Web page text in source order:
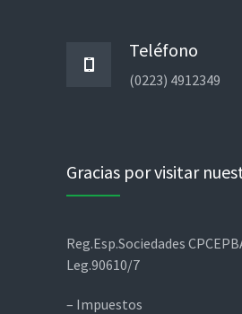
Teléfono
(0223) 4912349
Gracias por visitar
Reg.Esp.Sociedades
Leg.90610/7
– Impuestos